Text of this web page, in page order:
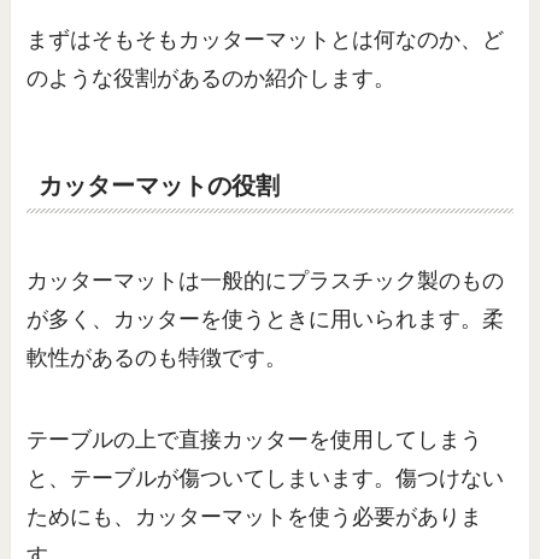
まずはそもそもカッターマットとは何なのか、ど
のような役割があるのか紹介します。
カッターマットの役割
カッターマットは一般的にプラスチック製のもの
が多く、カッターを使うときに用いられます。柔
軟性があるのも特徴です。
テーブルの上で直接カッターを使用してしまう
と、テーブルが傷ついてしまいます。傷つけない
ためにも、カッターマットを使う必要がありま